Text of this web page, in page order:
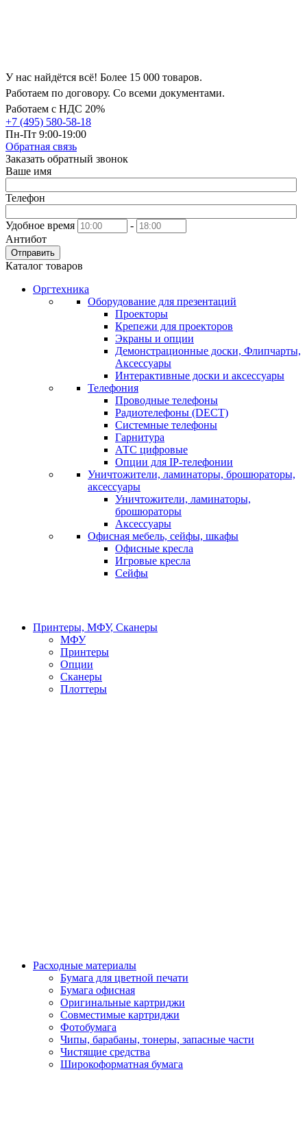
У нас найдётся всё! Более 15 000 товаров.
Работаем по договору. Со всеми документами.
Работаем с НДС 20%
+7 (495) 580-58-18
Пн-Пт 9:00-19:00
Обратная связь
Заказать обратный звонок
Ваше имя
Телефон
Удобное время
-
Антибот
Отправить
Каталог товаров
Оргтехника
Оборудование для презентаций
Проекторы
Крепежи для проекторов
Экраны и опции
Демонстрационные доски, Флипчарты,
Аксессуары
Интерактивные доски и аксессуары
Телефония
Проводные телефоны
Радиотелефоны (DECT)
Системные телефоны
Гарнитура
АТС цифровые
Опции для IP-телефонии
Уничтожители, ламинаторы, брошюраторы,
аксессуары
Уничтожители, ламинаторы,
брошюраторы
Аксессуары
Офисная мебель, сейфы, шкафы
Офисные кресла
Игровые кресла
Сейфы
Принтеры, МФУ, Сканеры
МФУ
Принтеры
Опции
Сканеры
Плоттеры
Расходные материалы
Бумага для цветной печати
Бумага офисная
Оригинальные картриджи
Совместимые картриджи
Фотобумага
Чипы, барабаны, тонеры, запасные части
Чистящие средства
Широкоформатная бумага